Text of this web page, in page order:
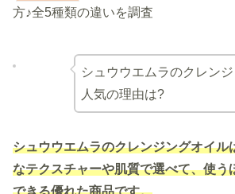
シュウウエムラのクレン
人気の理由は?
シュウウエムラのクレンジングオイル
なテクスチャーや肌質で選べて、使う
できる優れた商品です。